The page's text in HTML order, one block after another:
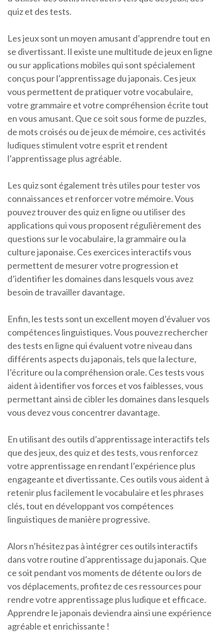
quiz et des tests.
Les jeux sont un moyen amusant d’apprendre tout en
se divertissant. Il existe une multitude de jeux en ligne
ou sur applications mobiles qui sont spécialement
conçus pour l’apprentissage du japonais. Ces jeux
vous permettent de pratiquer votre vocabulaire,
votre grammaire et votre compréhension écrite tout
en vous amusant. Que ce soit sous forme de puzzles,
de mots croisés ou de jeux de mémoire, ces activités
ludiques stimulent votre esprit et rendent
l’apprentissage plus agréable.
Les quiz sont également très utiles pour tester vos
connaissances et renforcer votre mémoire. Vous
pouvez trouver des quiz en ligne ou utiliser des
applications qui vous proposent régulièrement des
questions sur le vocabulaire, la grammaire ou la
culture japonaise. Ces exercices interactifs vous
permettent de mesurer votre progression et
d’identifier les domaines dans lesquels vous avez
besoin de travailler davantage.
Enfin, les tests sont un excellent moyen d’évaluer vos
compétences linguistiques. Vous pouvez rechercher
des tests en ligne qui évaluent votre niveau dans
différents aspects du japonais, tels que la lecture,
l’écriture ou la compréhension orale. Ces tests vous
aident à identifier vos forces et vos faiblesses, vous
permettant ainsi de cibler les domaines dans lesquels
vous devez vous concentrer davantage.
En utilisant des outils d’apprentissage interactifs tels
que des jeux, des quiz et des tests, vous renforcez
votre apprentissage en rendant l’expérience plus
engageante et divertissante. Ces outils vous aident à
retenir plus facilement le vocabulaire et les phrases
clés, tout en développant vos compétences
linguistiques de manière progressive.
Alors n’hésitez pas à intégrer ces outils interactifs
dans votre routine d’apprentissage du japonais. Que
ce soit pendant vos moments de détente ou lors de
vos déplacements, profitez de ces ressources pour
rendre votre apprentissage plus ludique et efficace.
Apprendre le japonais deviendra ainsi une expérience
agréable et enrichissante !